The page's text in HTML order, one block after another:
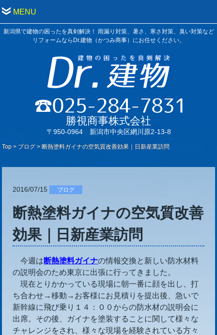
MENU
新潟県で建物の困ったを真剣解決！ 雨漏り対策、暑さ、寒さ対策、臭い対策など
リフォームならDr.建物（かつみ商事）にお任せください。
勝視商事株式会社
〒950-0964 新潟市中央区網川原2-13-8
Top > ブログ >断熱塗料ガイナの空気質改善効果｜日新産業訪問
2016/07/15 ブログ
断熱塗料ガイナの空気質改善
効果｜日新産業訪問
今週は断熱塗料ガイナの情報交換と新しい防水材料
の説明会のため東京に出張に行ってきました。
現在とりかかっている現場に朝一番に顔を出し、打
ち合わせ→移動→お客様にお見積りを提出後、急いで
新幹線に飛び乗り１４：００からの防水材の説明会に
出席。その後、ガイナを塗装することに関して様々な
チャレンジをされ、様々な現場を経験されている方々